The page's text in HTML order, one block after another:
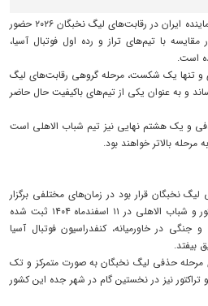
به گزارش نصر، تراکتور به عنوان تنها نماینده ایران در رقابت‌های لیگ نخبگان ۲۰۲۶ حضور
با تیم‌های تراز و رده اول فوتبال آسیا،
است.
ثبت پنج پیروزی، ۲ تساوی و تنها یک شکست، مرحله گروهی رقابت‌های لیگ
و به عنوان یکی از تیم‌های باکیفیت حال حاضر
و یک هشتم نهایی نیز تیم شباب الاهلی است
بالاتر خواهند بود.
نخبگان قرار بود در زمان‌های مختلفی برگزار
شود که در این راستا نیز رویایی تراکتور و شباب الاهلی در ۱۱ اسفندماه ۱۴۰۴ ثبت شده
جنگی در خاورمیانه، کنفدراسیون فوتبال آسیا
بیفتد.
مرحله حذفی لیگ نخبگان به صورت متمرکز و تک
تراکتور نیز در نخستین گام در شهر جده این کشور